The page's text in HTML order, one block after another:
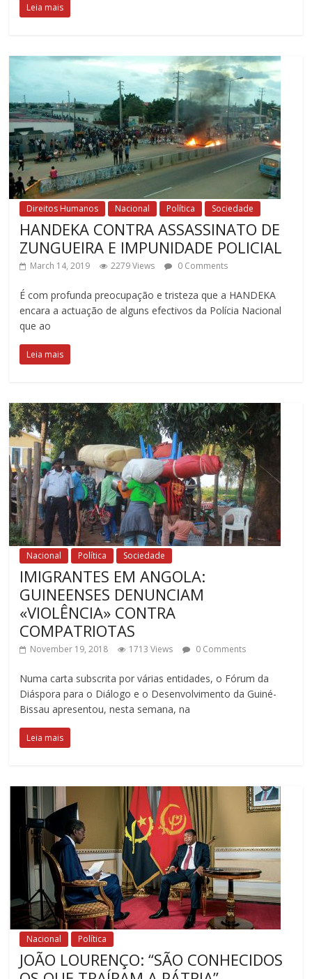
Leia mais
Direitos Humanos Nacional Política Sociedade
HANDEKA CONTRA ASSASSINATO DE
ZUNGUEIRA E IMPUNIDADE POLICIAL
March 14, 2019 2279 Views 0 Comments
É com profunda preocupação e tristeza que a HANDEKA
encara a actuação de alguns efectivos da Polícia Nacional
que ao
Leia mais
Nacional Política Sociedade
IMIGRANTES EM ANGOLA:
GUINEENSES DENUNCIAM
«VIOLÊNCIA» CONTRA
COMPATRIOTAS
November 19, 2018 1713 Views 0 Comments
Numa carta subscrita por várias entidades, o Fórum da
Diáspora para o Diálogo e o Desenvolvimento da Guiné-
Bissau apresentou, nesta semana, na
Leia mais
Nacional Política
JOÃO LOURENÇO: “SÃO CONHECIDOS